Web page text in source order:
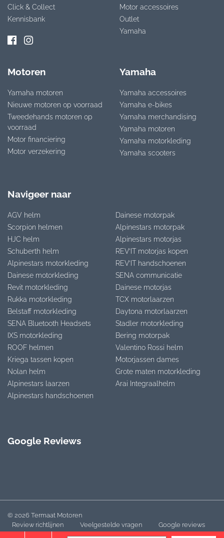
Click & Collect
Kennisbank
Motor accessoires
Outlet
Yamaha
Motoren
Yamaha motoren
Nieuwe motoren op voorraad
Tweedehands motoren op
voorraad
Motor financiering
Motor verzekering
Yamaha
Yamaha accessoires
Yamaha e-bikes
Yamaha merchandising
Yamaha motoren
Yamaha motorkleding
Yamaha scooters
Navigeer naar
AGV helm
Scorpion helmen
HJC helm
Schuberth helm
Alpinestars motorkleding
Dainese motorkleding
Revit motorkleding
Rukka motorkleding
Belstaff motorkleding
SENA Bluetooth Headsets
IXS motorkleding
ROOF helmen
Kriega tassen kopen
Nolan helm
Alpinestars laarzen
Alpinestars handschoenen
Dainese motorpak
Alpinestars motorpak
Alpinestars motorjas
REV’IT motorjas kopen
REV’IT handschoenen
SENA communicatie
Dainese motorjas
TCX motorlaarzen
Daytona motorlaarzen
Stadler motorkleding
Bering motorpak
Valentino Rossi helm
Motorjassen dames
Grote maten motorkleding
Arai Integraalhelm
Google Reviews
© 2026 Termaat Motoren
Review richtlijnen
Veelgestelde vragen Google reviews